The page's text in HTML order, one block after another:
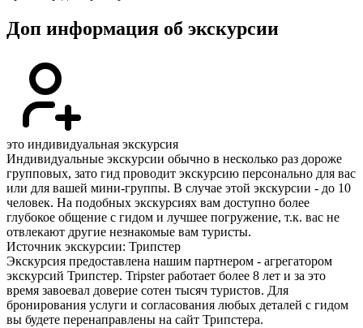
Доп информация об экскурсии
это индивидуальная экскурсия
Индивидуальные экскурсии обычно в несколько раз дороже
групповых, зато гид проводит экскурсию персонально для вас
или для вашей мини-группы. В случае этой экскурсии - до 10
человек. На подобных экскурсиях вам доступно более
глубокое общение с гидом и лучшее погружение, т.к. вас не
отвлекают другие незнакомые вам туристы.
Источник экскурсии: Трипстер
Экскурсия предоставлена нашим партнером - агрегатором
экскурсий Трипстер. Tripster работает более 8 лет и за это
время завоевал доверие сотен тысяч туристов. Для
бронирования услуги и согласования любых деталей с гидом
вы будете перенаправлены на сайт Трипстера.